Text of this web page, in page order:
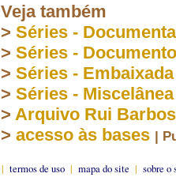
Veja também
> Séries -
> Séries -
> Séries -
> Séries - Miscelânea
> Arquivo Rui
> acesso às bases |
| termos de uso | mapa do site | sobre o